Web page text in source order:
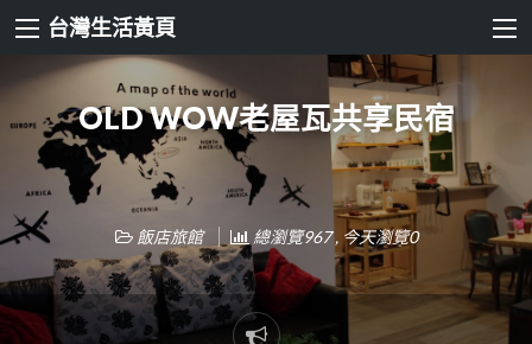
台灣生活黃頁
OLD WOW老屋瓦共享民宿
飯店旅館 總瀏覽967 , 今天瀏覽0